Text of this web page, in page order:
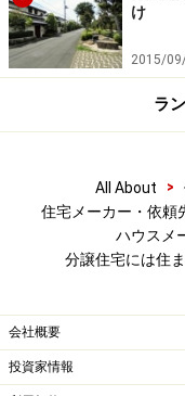
には親がパソコンの
ど多目的に活用でき
このようなスペー
める工夫ともなっ
【写真3】
【写真2】は同じ建
け
2015/
ラ
All About >
住宅メーカー・依頼
ハウスメ
分譲住宅には住
会社概要
投資家情報